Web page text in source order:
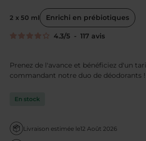
2 x 50 ml Enrichi en prébiotiques
4.3/5 - 117 avis
Prenez de l'avance et bénéficiez d'un
commandant notre duo de déodorants !
En stock
Livraison estimée le12 Août 2026